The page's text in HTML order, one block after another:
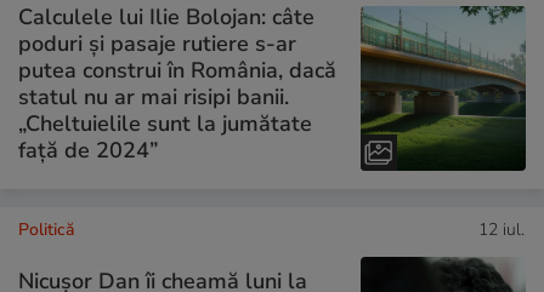
Calculele lui Ilie Bolojan: câte
poduri și pasaje rutiere s-ar
putea construi în România, dacă
statul nu ar mai risipi banii.
„Cheltuielile sunt la jumătate
faţă de 2024”
Politică 12 iul.
Nicușor Dan îi cheamă luni la